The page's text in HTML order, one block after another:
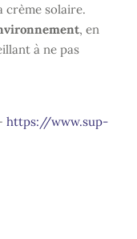
crème solaire.
, en
à ne pas
https://www.sup-